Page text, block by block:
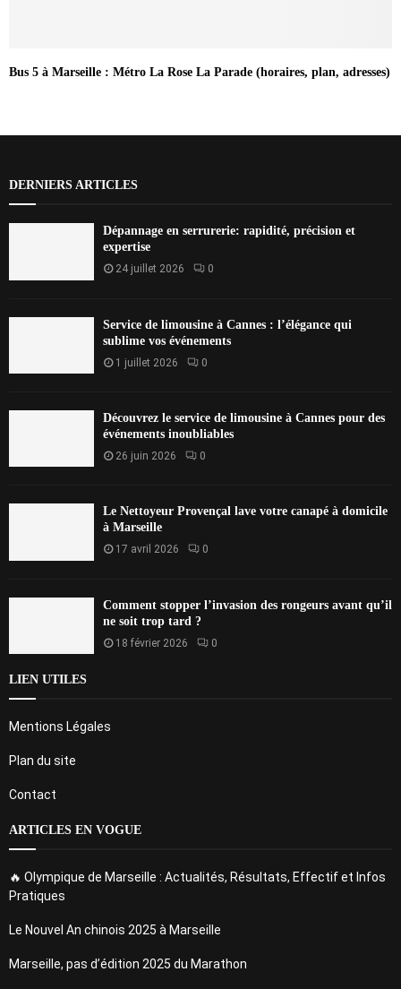
Bus 5 à Marseille : Métro La Rose La Parade (horaires, plan, adresses)
DERNIERS ARTICLES
Dépannage en serrurerie: rapidité, précision et
expertise
24 juillet 2026 0
Service de limousine à Cannes : l’élégance qui
sublime vos événements
1 juillet 2026 0
Découvrez le service de limousine à Cannes pour des
événements inoubliables
26 juin 2026 0
Le Nettoyeur Provençal lave votre canapé à domicile
à Marseille
17 avril 2026 0
Comment stopper l’invasion des rongeurs avant qu’il
ne soit trop tard ?
18 février 2026 0
LIEN UTILES
Mentions Légales
Plan du site
Contact
ARTICLES EN VOGUE
🔥 Olympique de Marseille : Actualités, Résultats, Effectif et Infos
Pratiques
Le Nouvel An chinois 2025 à Marseille
Marseille, pas d’édition 2025 du Marathon